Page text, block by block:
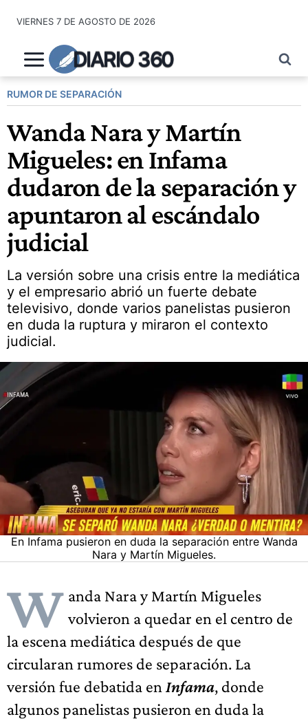
contenido
VIERNES 7 DE AGOSTO DE 2026
DIARIO 360
RUMOR DE SEPARACIÓN
Wanda Nara y Martín
Migueles: en Infama
dudaron de la separación y
apuntaron al escándalo
judicial
La versión sobre una crisis entre la mediática
y el empresario abrió un fuerte debate
televisivo, donde varios panelistas pusieron
en duda la ruptura y miraron el contexto
judicial.
En Infama pusieron en duda la separación entre Wanda
Nara y Martín Migueles.
W anda Nara y Martín Migueles
volvieron a quedar en el centro de
la escena mediática después de que
circularan rumores de separación. La
versión fue debatida en Infama, donde
algunos panelistas pusieron en duda la